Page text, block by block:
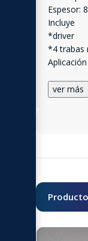
Espesor:
Incluye
*driver
*4 trabas
ver más